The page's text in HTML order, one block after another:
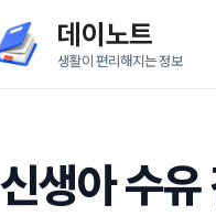
데이노트
생활이 편리해지는 정보
신생아 수유